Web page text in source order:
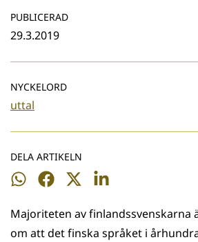
PUBLICERAD
29.3.2019
NYCKELORD
uttal
DELA ARTIKELN
Dela
WhatsApp
Dela
Facebook
Dela
Twitter
Dela
LinkedIn
Majoriteten av finlandssvenskarna
om att det finska språket i